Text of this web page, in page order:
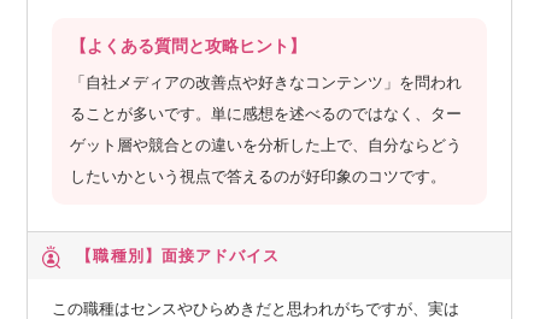
【よくある質問と攻略ヒント】
「自社メディアの改善点や好きなコンテンツ」を問われ
ることが多いです。単に感想を述べるのではなく、ター
ゲット層や競合との違いを分析した上で、自分ならどう
したいかという視点で答えるのが好印象のコツです。
【職種別】 面接アドバイス
この職種はセンスやひらめきだと思われがちですが、実は